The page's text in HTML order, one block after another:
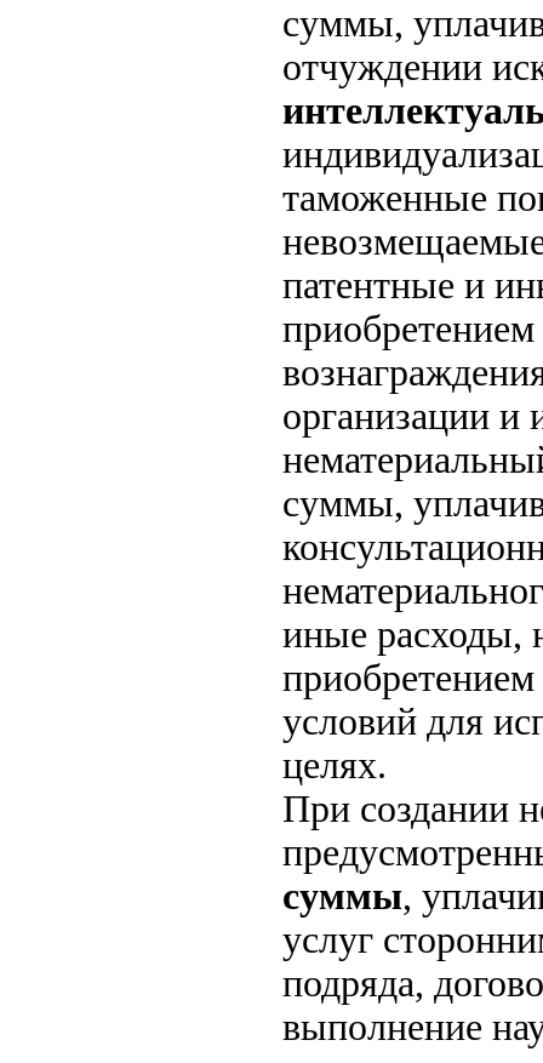
суммы,
отчуждении
таможенные
патентные и
приобретением
организации и
суммы,
иные расходы,
приобретением
условий для
целях.
При создании
суммы,
услуг
подряда,
выполнение